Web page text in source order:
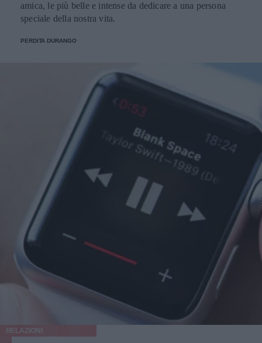
amica, le più belle e intense da dedicare a una persona
speciale della nostra vita.
PERDITA DURANGO
RELAZIONI